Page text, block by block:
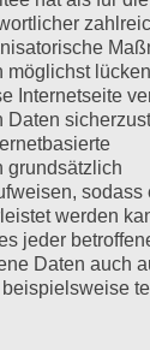
Wurzel zu
vor der Würde
der großen
auf Gedeih und
2021
möglichst
Internetseite
Daten
grundsätzlich
sodass
werden
jeder
Daten auch